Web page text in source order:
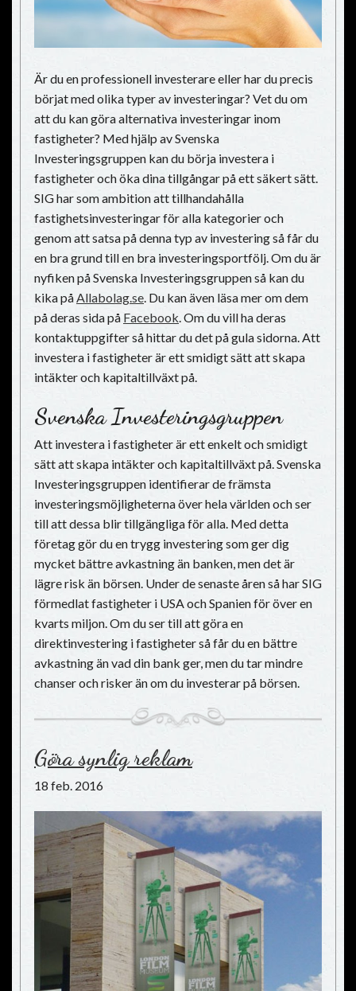
Är du en professionell investerare eller har du precis
börjat med olika typer av investeringar? Vet du om
att du kan göra alternativa investeringar inom
fastigheter? Med hjälp av Svenska
Investeringsgruppen kan du börja investera i
fastigheter och öka dina tillgångar på ett säkert sätt.
SIG har som ambition att tillhandahålla
fastighetsinvesteringar för alla kategorier och
genom att satsa på denna typ av investering så får du
en bra grund till en bra investeringsportfölj. Om du är
nyfiken på Svenska Investeringsgruppen så kan du
kika påAllabolag.se. Du kan även läsa mer om dem
på deras sida på Facebook. Om du vill ha deras
kontaktuppgifter så hittar du det pågula sidorna. Att
investera i fastigheter är ett smidigt sätt att skapa
intäkter och kapitaltillväxt på.
Svenska Investeringsgruppen
Att investera i fastigheter är ett enkelt och smidigt
sätt att skapa intäkter och kapitaltillväxt på. Svenska
Investeringsgruppen identifierar de främsta
investeringsmöjligheterna över hela världen och ser
till att dessa blir tillgängliga för alla. Med detta
företag gör du en trygg investering som ger dig
mycket bättre avkastning än banken, men det är
lägre risk än börsen. Under de senaste åren så har SIG
förmedlat fastigheter i USA och Spanien för över en
kvarts miljon. Om du ser till att göra en
direktinvestering i fastigheter så får du en bättre
avkastning än vad din bank ger, men du tar mindre
chanser och risker än om du investerar på börsen.
Göra synlig reklam
18 feb. 2016